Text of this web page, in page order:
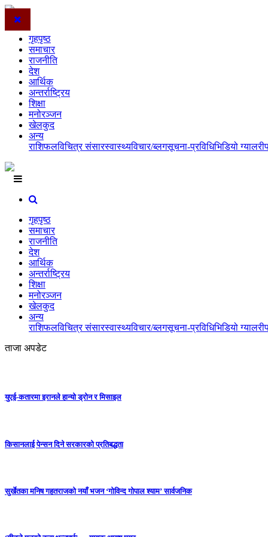
गृहपृष्ठ
समाचार
राजनीति
देश
आर्थिक
अन्तर्राष्ट्रिय
शिक्षा
मनोरञ्जन
खेलकुद
अन्य
राशिफलविचित्र संसारस्वास्थ्यविचार/ब्लगसूचना-प्रविधिभिडियो ग्यालरी
गृहपृष्ठ
समाचार
राजनीति
देश
आर्थिक
अन्तर्राष्ट्रिय
शिक्षा
मनोरञ्जन
खेलकुद
अन्य
राशिफलविचित्र संसारस्वास्थ्यविचार/ब्लगसूचना-प्रविधिभिडियो ग्यालरी
ताजा अपडेट
युएई-कतारमा इरानले हान्यो ड्रोन र मिसाइल
किसानलाई पेन्सन दिने सरकारको प्रतिबद्धता
सुर्खेतका मनिष गहतराजको नयाँ भजन ‘गोविन्द गोपाल श्याम’ सार्वजनिक